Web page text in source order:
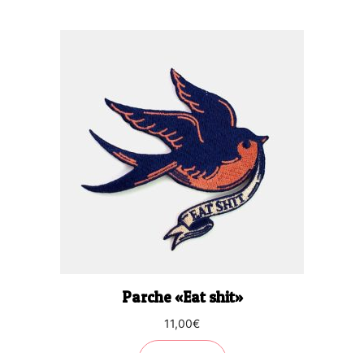
Parche «Eat shit»
11,00€